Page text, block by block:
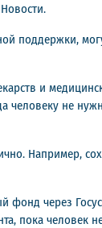
и
человеку не
Например,
через
пока человек